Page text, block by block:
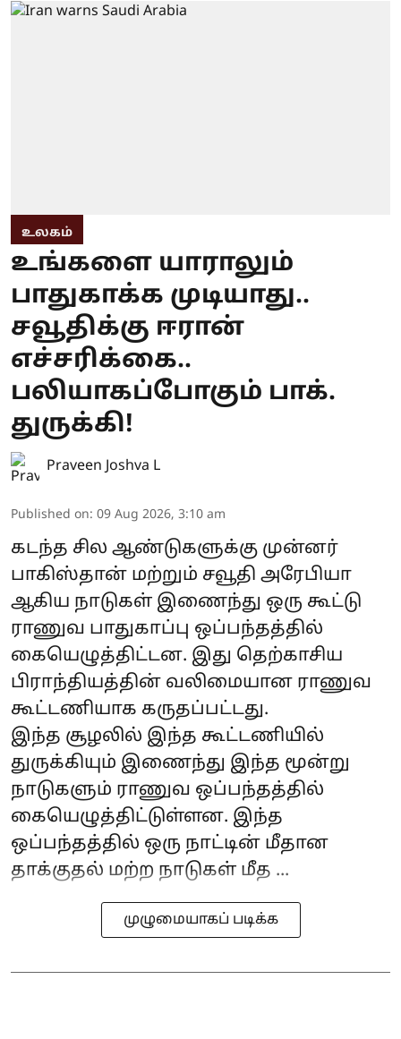
உலகம்
உங்களை யாராலும்
பாதுகாக்க முடியாது..
சவூதிக்கு ஈரான்
எச்சரிக்கை..
பலியாகப்போகும் பாக்.
துருக்கி!
Praveen Joshva L
Published on: 09 Aug 2026, 3:10 am
கடந்த சில ஆண்டுகளுக்கு முன்னர்
பாகிஸ்தான் மற்றும் சவூதி அரேபியா
ஆகிய நாடுகள் இணைந்து ஒரு கூட்டு
ராணுவ பாதுகாப்பு ஒப்பந்தத்தில்
கையெழுத்திட்டன. இது தெற்காசிய
பிராந்தியத்தின் வலிமையான ராணுவ
கூட்டணியாக கருதப்பட்டது.
இந்த சூழலில் இந்த கூட்டணியில்
துருக்கியும் இணைந்து இந்த மூன்று
நாடுகளும் ராணுவ ஒப்பந்தத்தில்
கையெழுத்திட்டுள்ளன. இந்த
ஒப்பந்தத்தில் ஒரு நாட்டின் மீதான
தாக்குதல் மற்ற நாடுகள் மீத ...
முழுமையாகப் படிக்க